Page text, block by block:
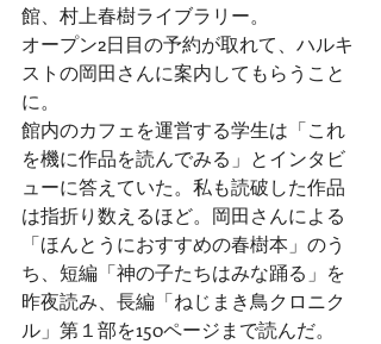
館、村上春樹ライブラリー。
オープン2日目の予約が取れて、ハルキ
ストの岡田さんに案内してもらうこと
に。
館内のカフェを運営する学生は「これ
を機に作品を読んでみる」とインタビ
ューに答えていた。私も読破した作品
は指折り数えるほど。岡田さんによる
「ほんとうにおすすめの春樹本」のう
ち、短編「神の子たちはみな踊る」を
昨夜読み、長編「ねじまき鳥クロニク
ル」第１部を150ページまで読んだ。